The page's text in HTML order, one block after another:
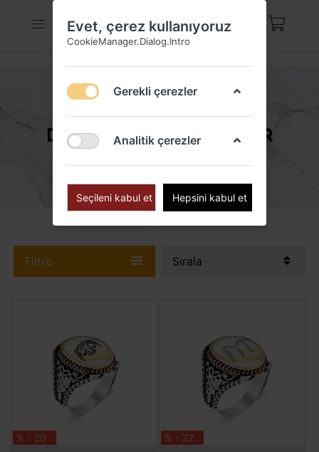
DOĞAL TAŞLI YÜZÜKLER
Filtre Sırala
% - 20 % - 22
Evet, çerez kullanıyoruz
CookieManager.Dialog.Intro
Gerekli çerezler
Analitik çerezler
Seçileni kabul et Hepsini kabul et